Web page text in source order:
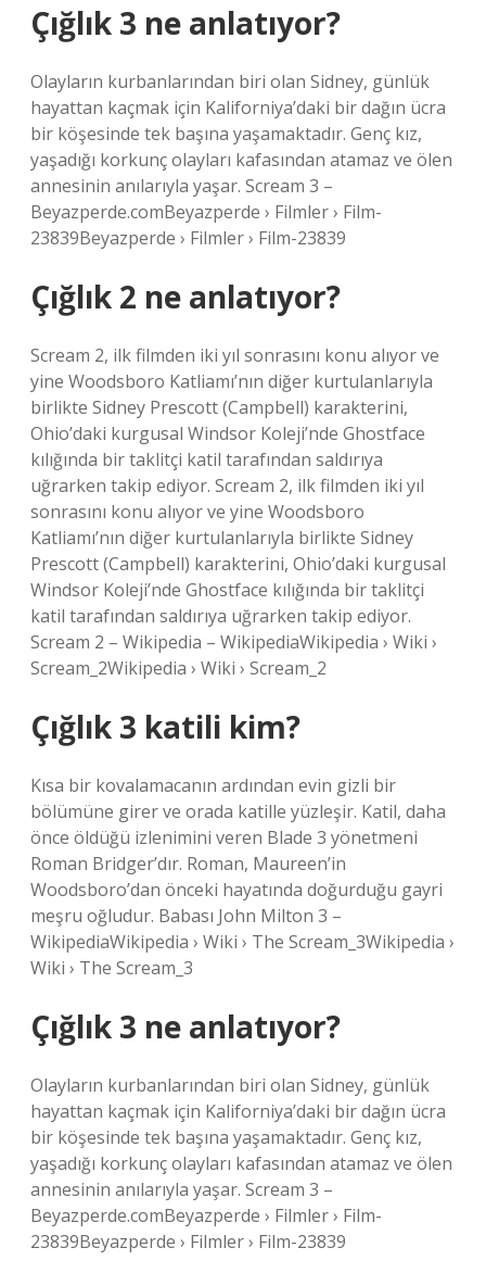
Çığlık 3 ne anlatıyor?
Olayların kurbanlarından biri olan Sidney, günlük
hayattan kaçmak için Kaliforniya’daki bir dağın ücra
bir köşesinde tek başına yaşamaktadır. Genç kız,
yaşadığı korkunç olayları kafasından atamaz ve ölen
annesinin anılarıyla yaşar. Scream 3 –
Beyazperde.comBeyazperde › Filmler › Film-
23839Beyazperde › Filmler › Film-23839
Çığlık 2 ne anlatıyor?
Scream 2, ilk filmden iki yıl sonrasını konu alıyor ve
yine Woodsboro Katliamı’nın diğer kurtulanlarıyla
birlikte Sidney Prescott (Campbell) karakterini,
Ohio’daki kurgusal Windsor Koleji’nde Ghostface
kılığında bir taklitçi katil tarafından saldırıya
uğrarken takip ediyor. Scream 2, ilk filmden iki yıl
sonrasını konu alıyor ve yine Woodsboro
Katliamı’nın diğer kurtulanlarıyla birlikte Sidney
Prescott (Campbell) karakterini, Ohio’daki kurgusal
Windsor Koleji’nde Ghostface kılığında bir taklitçi
katil tarafından saldırıya uğrarken takip ediyor.
Scream 2 – Wikipedia – WikipediaWikipedia › Wiki ›
Scream_2Wikipedia › Wiki › Scream_2
Çığlık 3 katili kim?
Kısa bir kovalamacanın ardından evin gizli bir
bölümüne girer ve orada katille yüzleşir. Katil, daha
önce öldüğü izlenimini veren Blade 3 yönetmeni
Roman Bridger’dır. Roman, Maureen’in
Woodsboro’dan önceki hayatında doğurduğu gayri
meşru oğludur. Babası John Milton 3 –
WikipediaWikipedia › Wiki › The Scream_3Wikipedia ›
Wiki › The Scream_3
Çığlık 3 ne anlatıyor?
Olayların kurbanlarından biri olan Sidney, günlük
hayattan kaçmak için Kaliforniya’daki bir dağın ücra
bir köşesinde tek başına yaşamaktadır. Genç kız,
yaşadığı korkunç olayları kafasından atamaz ve ölen
annesinin anılarıyla yaşar. Scream 3 –
Beyazperde.comBeyazperde › Filmler › Film-
23839Beyazperde › Filmler › Film-23839